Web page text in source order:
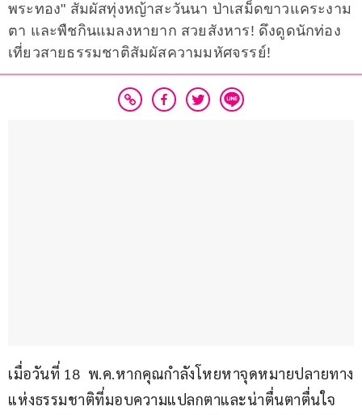
พระทอง" สัมผัสทุ่งหญ้าสะวันนา ป่าเสม็ดขาวแคระงาม
ตา และพืชกินแมลงหายาก สวยสังหาร! ดึงดูดนักท่อง
เที่ยวสายธรรมชาติสัมผัสความมหัศจรรย์!
เมื่อวันที่ 18  พ.ค.หากคุณกำลังโหยหาจุดหมายปลายทาง
แห่งธรรมชาติที่มอบความแปลกตาและน่าตื่นตาตื่นใจ